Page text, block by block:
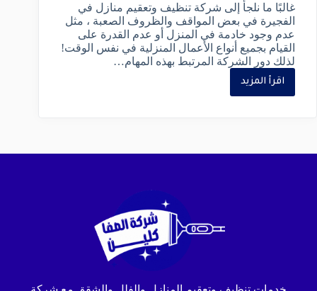
غالبًا ما نلجأ إلى شركة تنظيف وتعقيم منازل في
الفجيرة في بعض المواقف والظروف الصعبة ، مثل
عدم وجود خادمة في المنزل أو عدم القدرة على
القيام بجميع أنواع الأعمال المنزلية في نفس الوقت!
لذلك دور الشركة المرتبط بهذه المهام…
اقرأ المزيد